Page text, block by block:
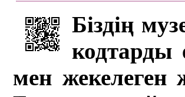
Біздің
кодтарды
мен жекелеген